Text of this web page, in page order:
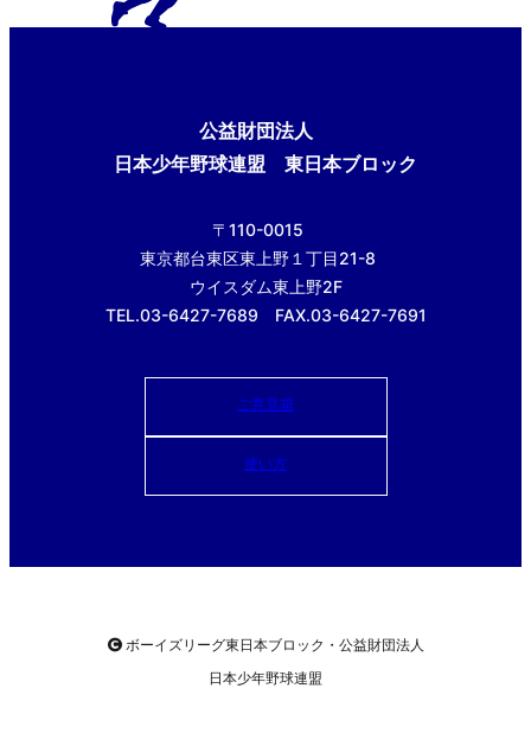
公益財団法人
日本少年野球連盟 東日本ブロック
〒110-0015
東京都台東区東上野１丁目21-8
ウイスダム東上野2F
TEL.03-6427-7689 FAX.03-6427-7691
ご意見箱
使い方
ボーイズリーグ東日本ブロック・公益財団法人
日本少年野球連盟